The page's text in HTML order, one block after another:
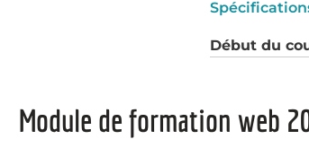
Début du
Module de formation web